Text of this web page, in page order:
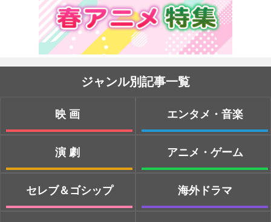
ジャンル別記事一覧
映画
演劇
セレブ＆ゴシップ
エンタメ・音楽
アニメ・ゲーム
海外ドラマ